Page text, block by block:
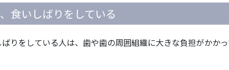
食いしばりをしている
りをしている人は、歯や歯の周囲組織に大きな負担がかか